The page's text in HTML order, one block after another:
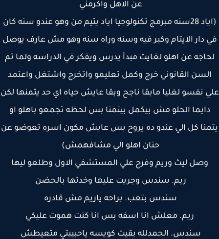
عن الاهل واكرمني
(اياد 28سنه مبرمج تكنولوجيا اياد يتيم من وهو عندو سنه كان
دار الايتام وكبر فيه وسنه وراه سنه وهو مش عارف يوصل
عن اهلو لغايت مبدأ يدرس ويفكر في الدراسه ولما تم
القانوني خرج وكمل تعليمو واتخرج واشتغل واعتمد
نفسو لغليا مابقا ناجح وبقا عايش حياه اي حد يتمنها لكن
دايما الحلو مش بيكمل بيتمنا بس لحظه تجمعو باهلو او
كل الي عندو ده يروح بس عايش مكون اسره تعوضو عن
حنان اهلو الي مشافهمش)
وصل ليث وريم وفرح علي المستشفي الاول وطلعو ليها
ريم. سندس وجريت عليها وخدتها بالحضن
سندس بتعب. براحه ياريم مش قادره
ريم. معلش انا اسفه بس انا كنت هموت عليكي
سندس. الحمدلله بقيت كويسه ياحبيبتي متعيطش